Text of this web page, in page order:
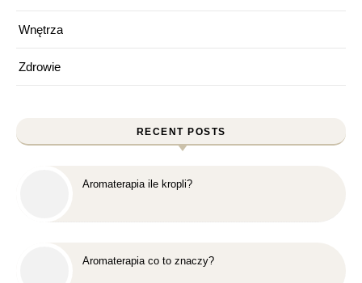
Wnętrza
Zdrowie
RECENT POSTS
Aromaterapia ile kropli?
Aromaterapia co to znaczy?